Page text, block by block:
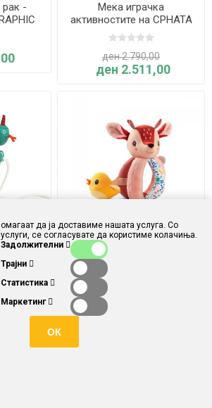
рак -
Мека играчка
активностите на СРНАТА
СТЕЛА пред спиење -
Lilliputiens
ден 2.790,00
ден 2.511,00
Мека играчка со тропалка
СРНАТА СТЕЛА -
ден 1.560,00
ден 1.404,00
да ја доставиме нашата услуга. Со
се согласувате да користиме колачиња.
Задолжителни
Трајни
Статистика
Маркетинг
ОК